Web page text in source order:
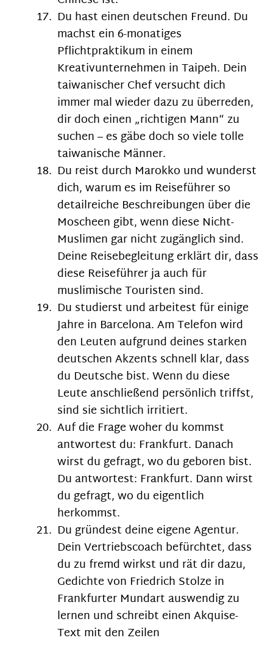
Du hast einen deutschen Freund. Du
machst ein 6-monatiges
Pflichtpraktikum in einem
Kreativunternehmen in Taipeh. Dein
taiwanischer Chef versucht dich
immer mal wieder dazu zu überreden,
dir doch einen „richtigen Mann“ zu
suchen – es gäbe doch so viele tolle
taiwanische Männer.
Du reist durch Marokko und wunderst
dich, warum es im Reiseführer so
detailreiche Beschreibungen über die
Moscheen gibt, wenn diese Nicht-
Muslimen gar nicht zugänglich sind.
Deine Reisebegleitung erklärt dir, dass
diese Reiseführer ja auch für
muslimische Touristen sind.
Du studierst und arbeitest für einige
Jahre in Barcelona. Am Telefon wird
den Leuten aufgrund deines starken
deutschen Akzents schnell klar, dass
du Deutsche bist. Wenn du diese
Leute anschließend persönlich triffst,
sind sie sichtlich irritiert.
Auf die Frage woher du kommst
antwortest du: Frankfurt. Danach
wirst du gefragt, wo du geboren bist.
Du antwortest: Frankfurt. Dann wirst
du gefragt, wo du eigentlich
herkommst.
Du gründest deine eigene Agentur.
Dein Vertriebscoach befürchtet, dass
du zu fremd wirkst und rät dir dazu,
Gedichte von Friedrich Stolze in
Frankfurter Mundart auswendig zu
lernen und schreibt einen Akquise-
Text mit den Zeilen